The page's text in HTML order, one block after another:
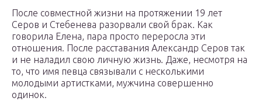
После совместной жизни на протяжении 19 лет
Серов и Стебенева разорвали свой брак. Как
говорила Елена, пара просто переросла эти
отношения. После расставания Александр Серов так
и не наладил свою личную жизнь. Даже, несмотря на
то, что имя певца связывали с несколькими
молодыми артистками, мужчина совершенно
одинок.